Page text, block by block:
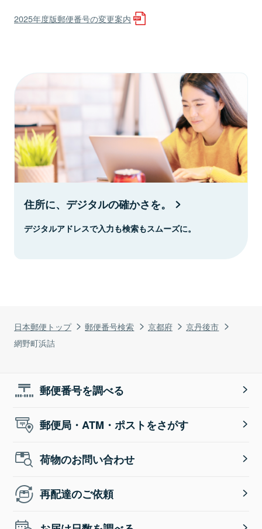
日本郵便トップ 郵便番号検索 京都府
京丹後市
網野町浜詰
2025年度版郵便番号の変更案内
住所に、デジタルの確かさを。
デジタルアドレスで入力も検索もスムーズに。
郵便番号を調べる
郵便局・ATM・ポストをさがす
荷物のお問い合わせ
再配達のご依頼